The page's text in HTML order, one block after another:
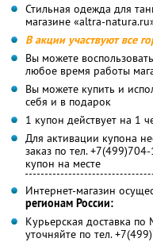
Стильная одежда для
магазине «altra-
В акции участвуют все
Вы можете
любое время работы
Вы можете купить и
себя и в подарок
1 купон действует на 1
Для активации купона
заказ по тел.
купон на месте
Интернет-магазин
регионам России:
Курьерская доставка по
уточняйте по тел.